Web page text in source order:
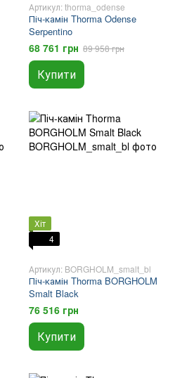
Артикул: thorma_odense
Піч-камін Thorma Odense
Serpentino
68 761 грн 89 958 грн
Купити
Хіт
4
Артикул: BORGHOLM_smalt_bl
Піч-камін Thorma BORGHOLM
Smalt Black
76 516 грн
Купити